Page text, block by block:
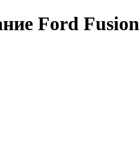
Ford Fusion